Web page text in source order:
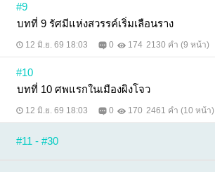
#9
บทที่ 9 รัศมีแห่งสวรรค์เริ่มเลือนราง
12 มิ.ย. 69 18:03 0 174 2130 คำ (9 หน้า)
#10
บทที่ 10 ศพแรกในเมืองผิงโจว
12 มิ.ย. 69 18:03 0 170 2461 คำ (10 หน้า)
#11 - #30